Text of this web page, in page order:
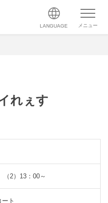
LANGUAGE メニュー
れぇす
2）13：00～
ト